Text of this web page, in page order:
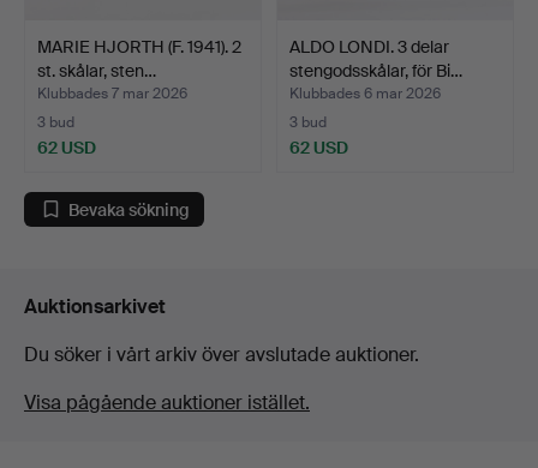
MARIE HJORTH (F. 1941). 2
st. skålar, sten…
Klubbades 7 mar 2026
3 bud
62 USD
ALDO LONDI. 3 delar
stengodsskålar, för Bi…
Klubbades 6 mar 2026
3 bud
62 USD
Bevaka sökning
Auktionsarkivet
Du söker i vårt arkiv över avslutade auktioner.
Visa pågående auktioner istället.